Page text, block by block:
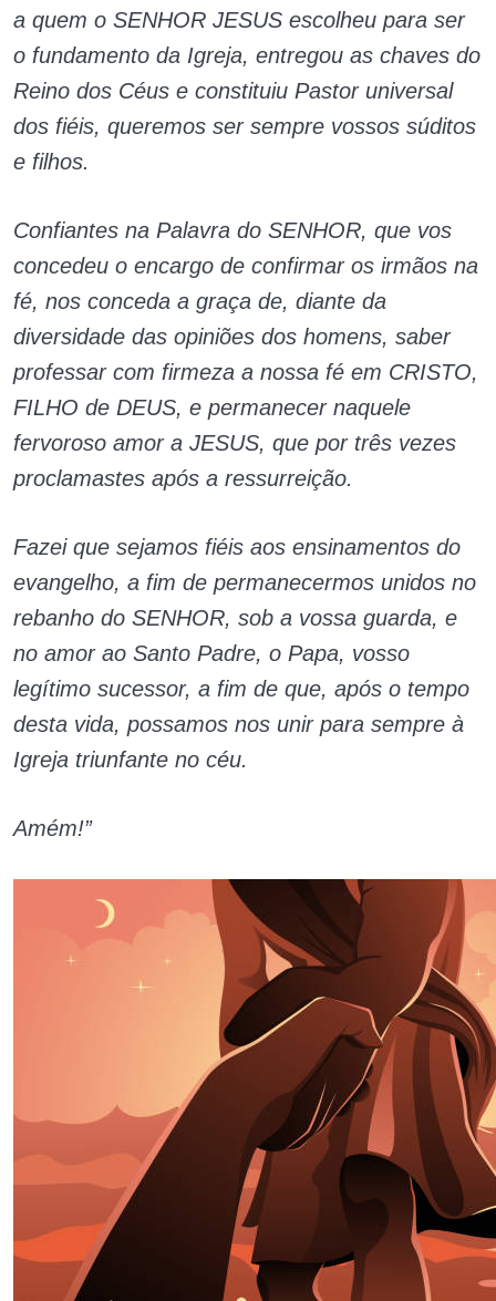
a quem o SENHOR JESUS escolheu para ser
o fundamento da Igreja, entregou as chaves do
Reino dos Céus e constituiu Pastor universal
dos fiéis, queremos ser sempre vossos súditos
e filhos.
Confiantes na Palavra do SENHOR, que vos
concedeu o encargo de confirmar os irmãos na
fé, nos conceda a graça de, diante da
diversidade das opiniões dos homens, saber
professar com firmeza a nossa fé em CRISTO,
FILHO de DEUS, e permanecer naquele
fervoroso amor a JESUS, que por três vezes
proclamastes após a ressurreição.
Fazei que sejamos fiéis aos ensinamentos do
evangelho, a fim de permanecermos unidos no
rebanho do SENHOR, sob a vossa guarda, e
no amor ao Santo Padre, o Papa, vosso
legítimo sucessor, a fim de que, após o tempo
desta vida, possamos nos unir para sempre à
Igreja triunfante no céu.
Amém!”